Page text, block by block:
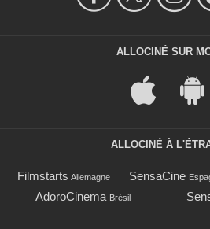
ALLOCINÉ SUR
ALLOCINÉ À
Filmstarts Allemagne SensaCine
AdoroCinema Brésil